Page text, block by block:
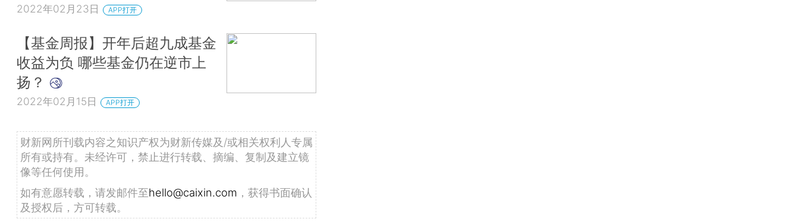
2022年02月23日 APP打开
【基金周报】开年后超九成基金
收益为负 哪些基金仍在逆市上
扬？
2022年02月15日 APP打开
财新网所刊载内容之知识产权为财新传媒及/或相关权利人专属
所有或持有。未经许可，禁止进行转载、摘编、复制及建立镜
像等任何使用。
如有意愿转载，请发邮件至hello@caixin.com ，获得书面确认
及授权后，方可转载。